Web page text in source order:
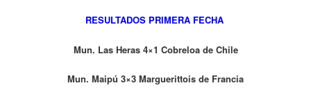
RESULTADOS PRIMERA FECHA
Mun. Las Heras 4×1 Cobreloa de Chile
Mun. Maipú 3×3 Marguerittois de Francia